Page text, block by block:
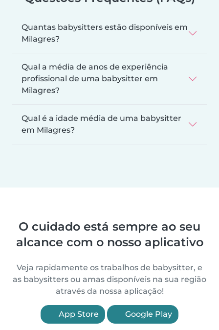
Quantas babysitters estão disponíveis em
Milagres?
Qual a média de anos de experiência
profissional de uma babysitter em
Milagres?
Qual é a idade média de uma babysitter
em Milagres?
O cuidado está sempre ao seu
alcance com o nosso aplicativo
Veja rapidamente os trabalhos de babysitter, e
as babysitters ou amas disponíveis na sua região
através da nossa aplicação!
App Store Google Play